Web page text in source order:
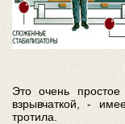
Это очень
взрывчаткой, -
тротила.